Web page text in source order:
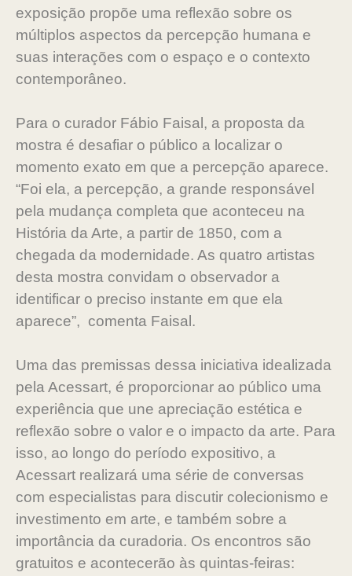
exposição propõe uma reflexão sobre os
múltiplos aspectos da percepção humana e
suas interações com o espaço e o contexto
contemporâneo.
Para o curador Fábio Faisal, a proposta da
mostra é desafiar o público a localizar o
momento exato em que a percepção aparece.
“Foi ela, a percepção, a grande responsável
pela mudança completa que aconteceu na
História da Arte, a partir de 1850, com a
chegada da modernidade. As quatro artistas
desta mostra convidam o observador a
identificar o preciso instante em que ela
aparece”, comenta Faisal.
Uma das premissas dessa iniciativa idealizada
pela Acessart, é proporcionar ao público uma
experiência que une apreciação estética e
reflexão sobre o valor e o impacto da arte. Para
isso, ao longo do período expositivo, a
Acessart realizará uma série de conversas
com especialistas para discutir colecionismo e
investimento em arte, e também sobre a
importância da curadoria. Os encontros são
gratuitos e acontecerão às quintas-feiras: